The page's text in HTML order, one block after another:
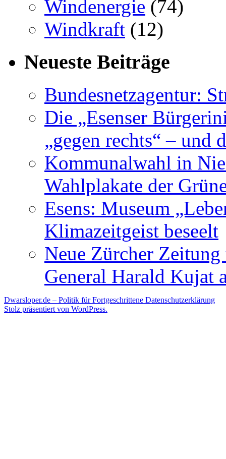
Windenergie (74)
Windkraft (12)
Neueste Beiträge
Bundesnetzagentur:
Die „Esenser
„gegen rechts“ – und
Kommunalwahl in
Wahlplakate der
Esens: Museum
Klimazeitgeist beseelt
Neue Zürcher
General Harald Kujat
Dwarsloper.de – Politik für Fortgeschrittene Datenschutzerklärung
Stolz präsentiert von WordPress.